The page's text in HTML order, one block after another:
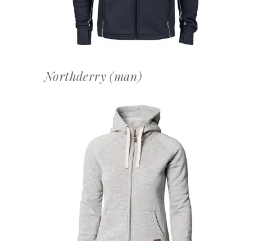
Northderry (man)
OFFERTEAANVRAAG